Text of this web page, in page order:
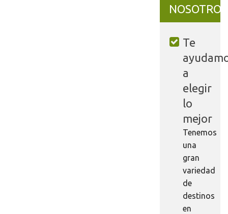
Te
a
elegir
lo
mejor
Tenemos
una
gran
variedad
de
destinos
en